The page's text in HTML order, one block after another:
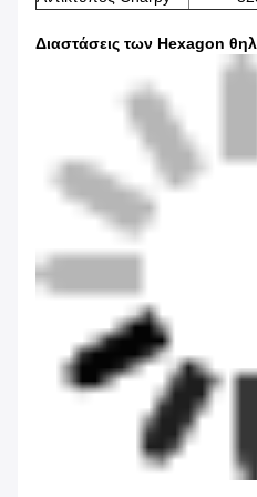
Διαστάσεις των Hexagon